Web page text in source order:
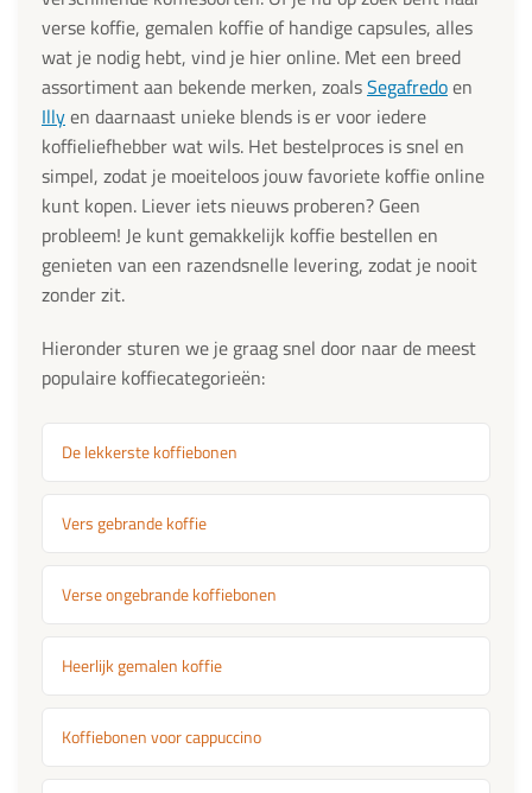
verse koffie, gemalen koffie of handige capsules, alles
wat je nodig hebt, vind je hier online. Met een breed
assortiment aan bekende merken, zoalsSegafredoen
Illyen daarnaast unieke blends is er voor iedere
koffieliefhebber wat wils. Het bestelproces is snel en
simpel, zodat je moeiteloos jouw favoriete koffie online
kunt kopen. Liever iets nieuws proberen? Geen
probleem! Je kunt gemakkelijk koffie bestellen en
genieten van een razendsnelle levering, zodat je nooit
zonder zit.
Hieronder sturen we je graag snel door naar de meest
populaire koffiecategorieën:
De lekkerste koffiebonen
Vers gebrande koffie
Verse ongebrande koffiebonen
Heerlijk gemalen koffie
Koffiebonen voor cappuccino